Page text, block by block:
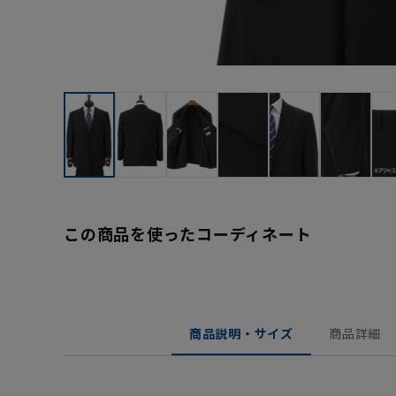
この商品を使ったコーディネート
商品説明・サイズ 商品詳細